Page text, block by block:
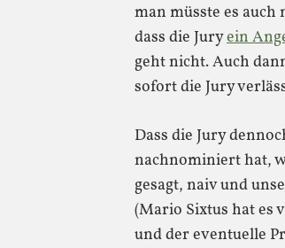
man müsste es
dass die Juryein
geht nicht. Auch
sofort die Jury
Dass die Jury
nachnominiert hat,
gesagt, naiv und
(Mario Sixtus hat es
und der eventuelle